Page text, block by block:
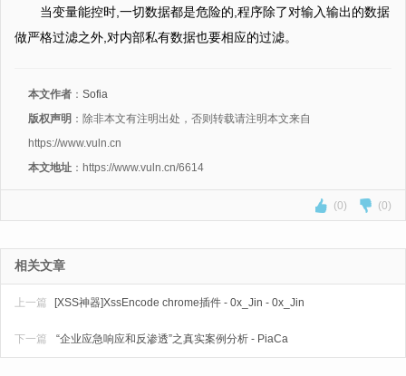
当变量能控时,一切数据都是危险的,程序除了对输入输出的数据
做严格过滤之外,对内部私有数据也要相应的过滤。
本文作者 ： Sofia
版权声明 ：除非本文有注明出处，否则转载请注明本文来自
https://www.vuln.cn
本文地址 ：https://www.vuln.cn/6614
(0) (0)
相关文章
上一篇 [XSS神器]XssEncode chrome插件 - 0x_Jin - 0x_Jin
“企业应急响应和反渗透”之真实案例分析 - PiaCa
下一篇